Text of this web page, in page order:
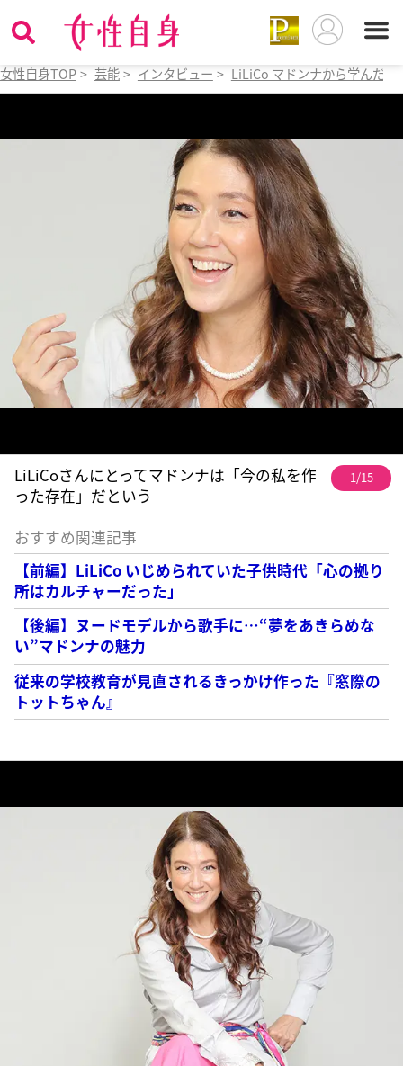
女性自身TOP > 芸能 > インタビュー > LiLiCo マドンナから学んだ“
LiLiCoさんにとってマドンナは「今の私を作
った存在」だという
1/15
おすすめ関連記事
【前編】LiLiCo いじめられていた子供時代「心の拠り
所はカルチャーだった」
【後編】ヌードモデルから歌手に…“夢をあきらめな
い”マドンナの魅力
従来の学校教育が見直されるきっかけ作った『窓際の
トットちゃん』